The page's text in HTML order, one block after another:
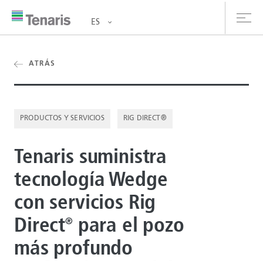
y Servicios
de prensa
ES
ATRÁS
PRODUCTOS Y SERVICIOS RIG DIRECT®
Tenaris suministra
tecnología Wedge
con servicios Rig
Direct®
para el pozo
más profundo